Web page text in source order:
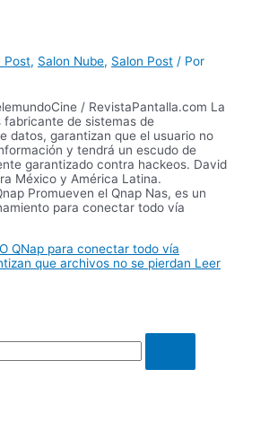
Post, Salon Nube, Salon Post / Por
/ RevistaPantalla.com La
fabricante de sistemas de
datos, garantizan que el usuario no
y tendrá un escudo de
garantizado contra hackeos. David
México y América Latina.
Promueven el Qnap Nas, es un
para conectar todo vía
QNap para conectar todo vía
que archivos no se pierdan Leer